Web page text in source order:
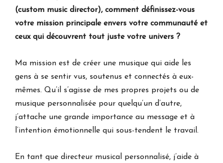
(custom music director), comment définissez-vous
votre mission principale envers votre communauté et
ceux qui découvrent tout juste votre univers ?
Ma mission est de créer une musique qui aide les
gens à se sentir vus, soutenus et connectés à eux-
mêmes. Qu’il s’agisse de mes propres projets ou de
musique personnalisée pour quelqu’un d’autre,
j’attache une grande importance au message et à
l’intention émotionnelle qui sous-tendent le travail.
En tant que directeur musical personnalisé, j’aide à